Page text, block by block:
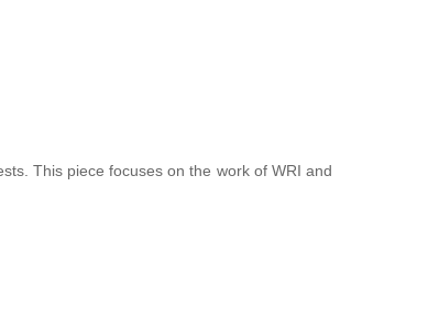
This piece focuses on the work of WRI and